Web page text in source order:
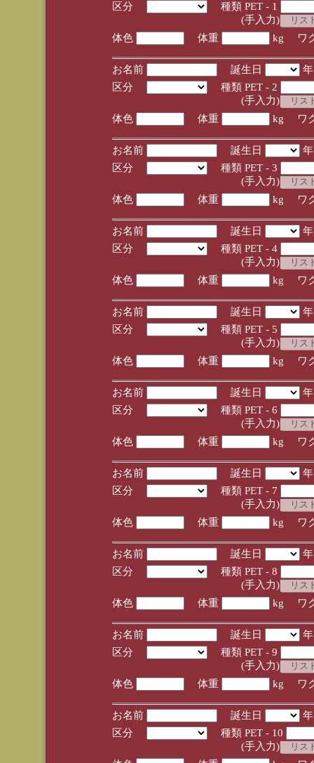
区分
種類 PET - 1
(手入力)
体色
体重 kg ワ
お名前 誕生日
区分
種類 PET - 2
(手入力)
体色
体重 kg ワ
お名前 誕生日
区分
種類 PET - 3
(手入力)
体色
体重 kg ワ
お名前 誕生日
区分
種類 PET - 4
(手入力)
体色
体重 kg ワ
お名前 誕生日
区分
種類 PET - 5
(手入力)
体色
体重 kg ワ
お名前 誕生日
区分
種類 PET - 6
(手入力)
体色
体重 kg ワ
お名前 誕生日
区分
種類 PET - 7
(手入力)
体色
体重 kg ワ
お名前 誕生日
区分
種類 PET - 8
(手入力)
体色
体重 kg ワ
お名前 誕生日
区分
種類 PET - 9
(手入力)
体色
体重 kg ワ
お名前 誕生日
区分
種類 PET - 10
(手入力)